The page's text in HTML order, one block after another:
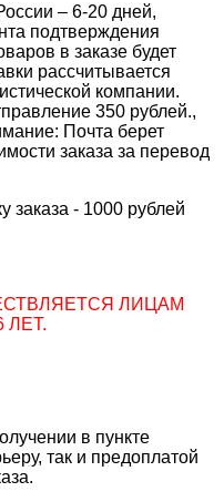
– 6-20 дней,
подтверждения
в заказе будет
рассчитывается
компании.
350 рублей.,
Почта берет
заказа за перевод
заказа - 1000 рублей
ЛИЦАМ
ЛЕТ.
в пункте
так и предоплатой